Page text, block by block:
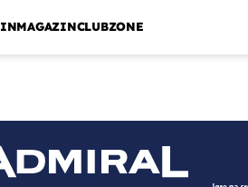
INMAGAZINCLUBZONE